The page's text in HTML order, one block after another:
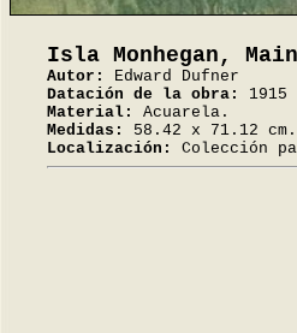
Isla Monhegan,
Autor:
Edward Dufner
Datación de la obra:
1915
Material:
Acuarela.
Medidas:
58.42 x 71.12 cm.
Localización:
Colección